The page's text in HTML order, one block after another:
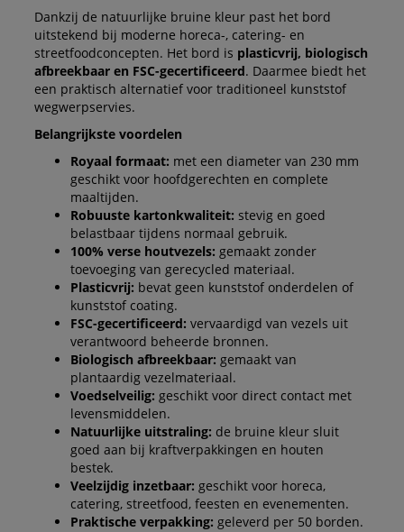
Dankzij de natuurlijke bruine kleur past het bord
uitstekend bij moderne horeca-, catering- en
streetfoodconcepten. Het bord is plasticvrij, biologisch
afbreekbaar en FSC-gecertificeerd. Daarmee biedt het
een praktisch alternatief voor traditioneel kunststof
wegwerpservies.
Belangrijkste voordelen
Royaal formaat: met een diameter van 230 mm
geschikt voor hoofdgerechten en complete
maaltijden.
Robuuste kartonkwaliteit: stevig en goed
belastbaar tijdens normaal gebruik.
100% verse houtvezels: gemaakt zonder
toevoeging van gerecycled materiaal.
Plasticvrij: bevat geen kunststof onderdelen of
kunststof coating.
FSC-gecertificeerd: vervaardigd van vezels uit
verantwoord beheerde bronnen.
Biologisch afbreekbaar: gemaakt van
plantaardig vezelmateriaal.
Voedselveilig: geschikt voor direct contact met
levensmiddelen.
Natuurlijke uitstraling: de bruine kleur sluit
goed aan bij kraftverpakkingen en houten
bestek.
Veelzijdig inzetbaar: geschikt voor horeca,
catering, streetfood, feesten en evenementen.
Praktische verpakking: geleverd per 50 borden.